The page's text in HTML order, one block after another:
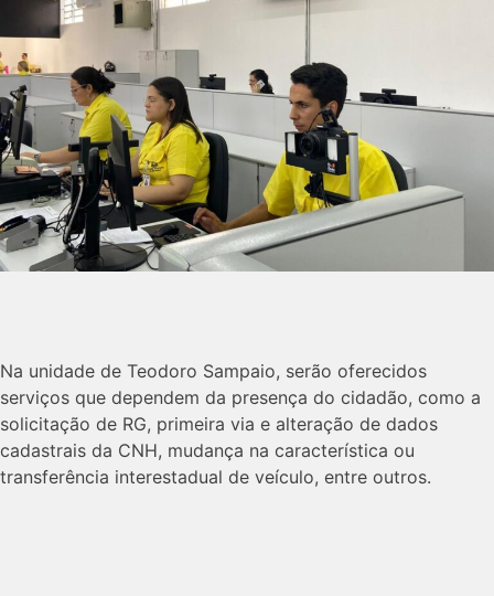
Na unidade de Teodoro Sampaio, serão oferecidos
serviços que dependem da presença do cidadão, como a
solicitação de RG, primeira via e alteração de dados
cadastrais da CNH, mudança na característica ou
transferência interestadual de veículo, entre outros.